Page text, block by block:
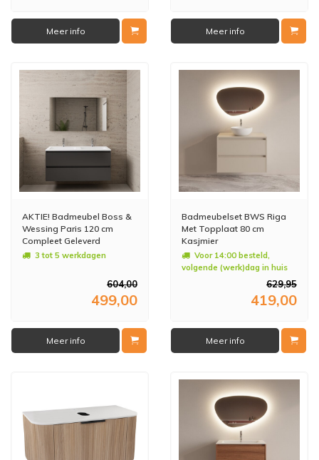
Meer info Meer info
AKTIE! Badmeubel Boss &
Wessing Paris 120 cm
Compleet Geleverd
Hoogglans Antraciet (2
3 tot 5 werkdagen
604,00
499,00
Meer info
Badmeubelset BWS Riga
Met Topplaat 80 cm
Kasjmier
Voor 14:00 besteld,
volgende (werk)dag in huis
629,95
419,00
Meer info